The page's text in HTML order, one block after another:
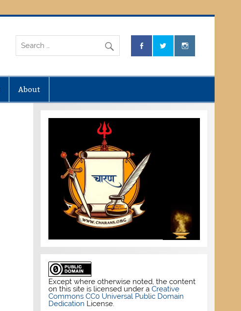
About
Except where otherwise noted, the content
on this site is licensed under a Creative
Commons CC0 Universal Public Domain
Dedication License.